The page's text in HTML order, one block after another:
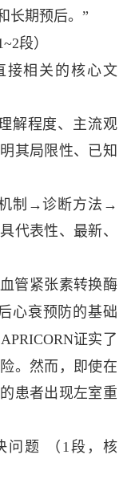
长期预后。”
段）
接相关的核心文
解程度、主流观
其局限性、已知
制→诊断方法→
代表性、最新、
管紧张素转换酶
心衰预防的基础
证实了
。然而，即使在
患者出现左室重
问题 （ 1段，核